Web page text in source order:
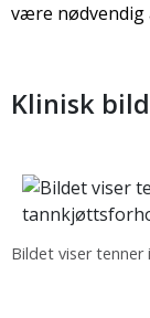
være
Klinisk
Bildet viser